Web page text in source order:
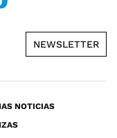
NEWSLETTER
NOTICIAS